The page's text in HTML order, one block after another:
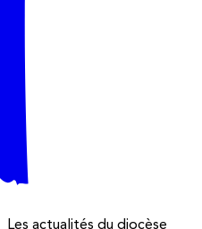
Les actualités du diocèse